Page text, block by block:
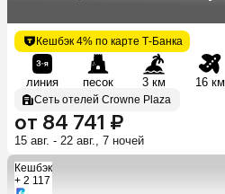
Кешбэк 4% по карте Т-Банка
линия песок 3 км 16 км
Сеть отелей Crowne Plaza
от 84 741 ₽
15 авг. - 22 авг., 7 ночей
Кешбэк
+ 2 117